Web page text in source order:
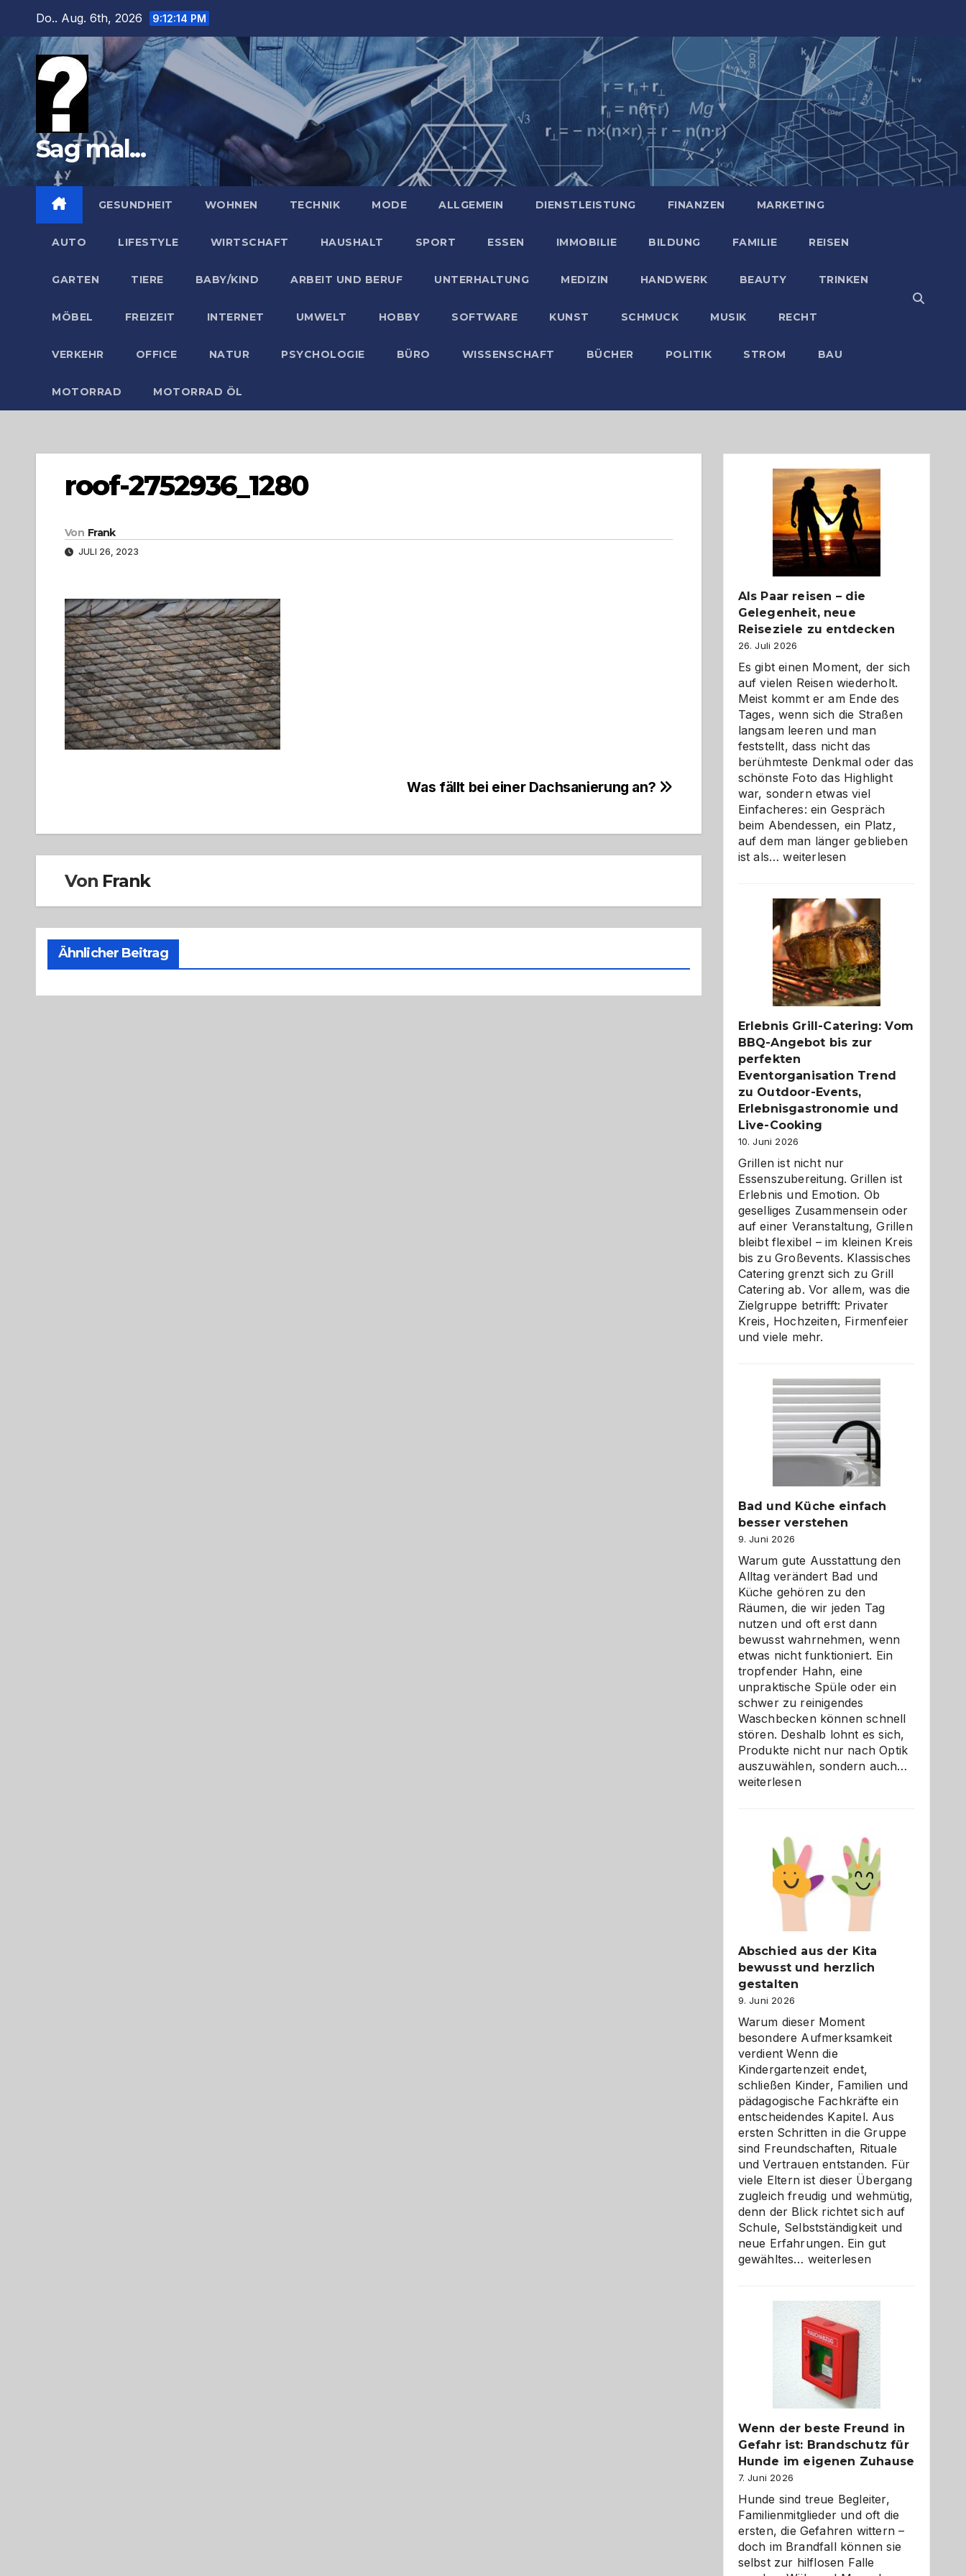
springen
Do.. Aug. 6th, 2026 9:12:16 PM
Sag mal...
GESUNDHEIT WOHNEN TECHNIK MODE ALLGEMEIN DIENSTLEISTUNG FINANZEN MARKETING
AUTO LIFESTYLE WIRTSCHAFT HAUSHALT SPORT ESSEN IMMOBILIE BILDUNG FAMILIE REISEN
GARTEN TIERE BABY/KIND ARBEIT UND BERUF UNTERHALTUNG MEDIZIN HANDWERK BEAUTY TRINKEN
MÖBEL FREIZEIT INTERNET UMWELT HOBBY SOFTWARE KUNST SCHMUCK MUSIK RECHT
VERKEHR OFFICE NATUR PSYCHOLOGIE BÜRO WISSENSCHAFT BÜCHER POLITIK STROM BAU
MOTORRAD MOTORRAD ÖL
roof-2752936_1280
Von Frank
JULI 26, 2023
Was fällt bei einer Dachsanierung an?
Von Frank
Ähnlicher Beitrag
Als Paar reisen – die
Gelegenheit, neue
Reiseziele zu entdecken
26. Juli 2026
Es gibt einen Moment, der sich
auf vielen Reisen wiederholt.
Meist kommt er am Ende des
Tages, wenn sich die Straßen
langsam leeren und man
feststellt, dass nicht das
berühmteste Denkmal oder das
schönste Foto das Highlight
war, sondern etwas viel
Einfacheres: ein Gespräch
beim Abendessen, ein Platz,
auf dem man länger geblieben
ist als…Als
die
Gelegenheit,
neue
Reiseziele
zu
entdecken
weiterlesen
Erlebnis Grill-Catering: Vom
BBQ-Angebot bis zur
perfekten
Eventorganisation Trend
zu Outdoor-Events,
Erlebnisgastronomie und
Live-Cooking
10. Juni 2026
Grillen ist nicht nur
Essenszubereitung. Grillen ist
Erlebnis und Emotion. Ob
geselliges Zusammensein oder
auf einer Veranstaltung, Grillen
bleibt flexibel – im kleinen Kreis
bis zu Großevents. Klassisches
Catering grenzt sich zu Grill
Catering ab. Vor allem, was die
Zielgruppe betrifft: Privater
Kreis, Hochzeiten, Firmenfeier
und viele mehr.
Bad und Küche einfach
besser verstehen
9. Juni 2026
Warum gute Ausstattung den
Alltag verändert Bad und
Küche gehören zu den
Räumen, die wir jeden Tag
nutzen und oft erst dann
bewusst wahrnehmen, wenn
etwas nicht funktioniert. Ein
tropfender Hahn, eine
unpraktische Spüle oder ein
schwer zu reinigendes
Waschbecken können schnell
stören. Deshalb lohnt es sich,
Produkte nicht nur nach Optik
auszuwählen, sondern auch…
weiterlesen
Abschied aus der Kita
bewusst und herzlich
gestalten
9. Juni 2026
Warum dieser Moment
besondere Aufmerksamkeit
verdient Wenn die
Kindergartenzeit endet,
schließen Kinder, Familien und
pädagogische Fachkräfte ein
entscheidendes Kapitel. Aus
ersten Schritten in die Gruppe
sind Freundschaften, Rituale
und Vertrauen entstanden. Für
viele Eltern ist dieser Übergang
zugleich freudig und wehmütig,
denn der Blick richtet sich auf
Schule, Selbstständigkeit und
neue Erfahrungen. Ein gut
gewähltes… Abschied
Kita
bewusst
und
herzlich
gestalten
weiterlesen
Wenn der beste Freund in
Gefahr ist: Brandschutz für
Hunde im eigenen Zuhause
7. Juni 2026
Hunde sind treue Begleiter,
Familienmitglieder und oft die
ersten, die Gefahren wittern –
doch im Brandfall können sie
selbst zur hilflosen Falle